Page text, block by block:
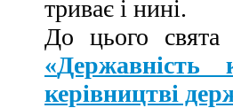
триває і нині.
До цього свята
«Державність
керівництві